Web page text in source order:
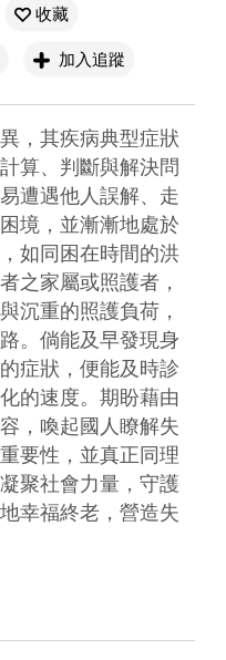
收藏
加入追蹤
，其疾病典型症狀
算、判斷與解決問
遭遇他人誤解、走
境，並漸漸地處於
如同困在時間的洪
之家屬或照護者，
沉重的照護負荷，
。倘能及早發現身
症狀，便能及時診
的速度。期盼藉由
，喚起國人瞭解失
要性，並真正同理
聚社會力量，守護
幸福終老，營造失